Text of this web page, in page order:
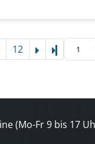
12 Letzte
(Mo-Fr 9 bis 17